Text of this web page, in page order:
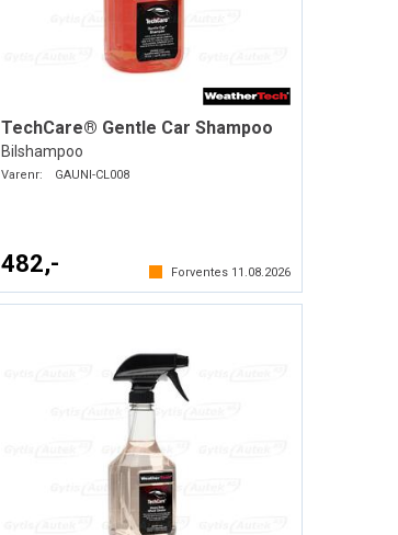
TechCare® Gentle Car Shampoo
Bilshampoo
Varenr: GAUNI-CL008
482,- Forventes 11.08.2026